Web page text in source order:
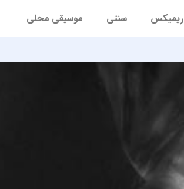
ریمیکس سنتی موسیقی محلی